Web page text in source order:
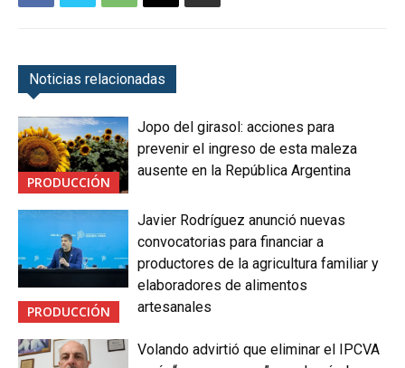
Noticias relacionadas
PRODUCCIÓN
Jopo del girasol: acciones para
prevenir el ingreso de esta maleza
ausente en la República Argentina
PRODUCCIÓN
Javier Rodríguez anunció nuevas
convocatorias para financiar a
productores de la agricultura familiar y
elaboradores de alimentos
artesanales
Volando advirtió que eliminar el IPCVA